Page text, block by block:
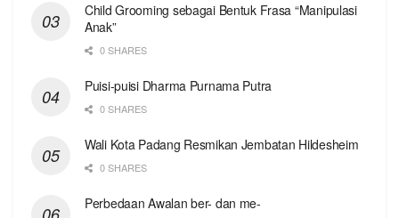
Child Grooming sebagai Bentuk Frasa “Manipulasi
Anak”
0 SHARES
Puisi-puisi Dharma Purnama Putra
0 SHARES
Wali Kota Padang Resmikan Jembatan Hildesheim
0 SHARES
Perbedaan Awalan ber- dan me-